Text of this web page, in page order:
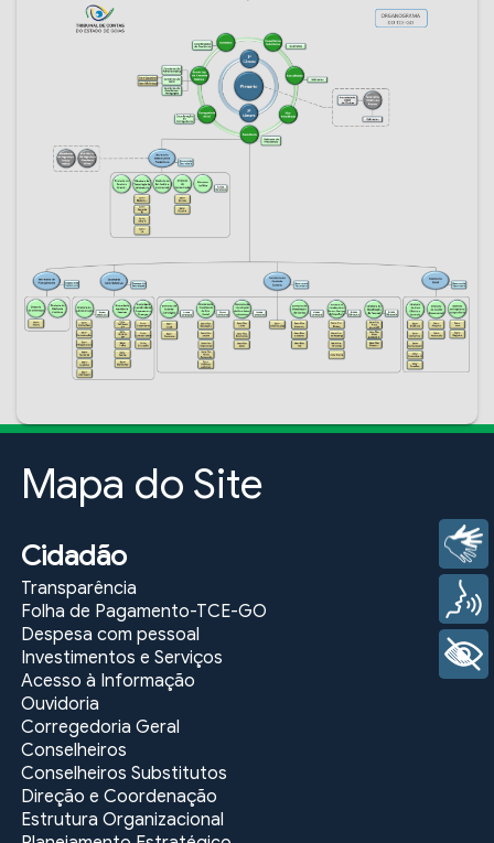
Mapa do Site
Cidadão
Transparência
Folha de Pagamento-TCE-GO
Despesa com pessoal
Investimentos e Serviços
Acesso à Informação
Ouvidoria
Corregedoria Geral
Conselheiros
Conselheiros Substitutos
Direção e Coordenação
Estrutura Organizacional